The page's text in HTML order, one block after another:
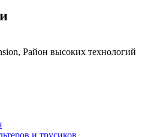
Район высоких технологий
и трусиков